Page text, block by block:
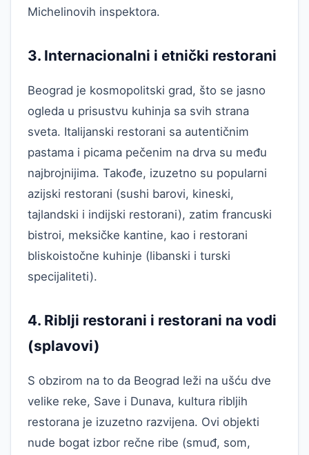
Michelinovih inspektora.
3. Internacionalni i etnički restorani
Beograd je kosmopolitski grad, što se jasno
ogleda u prisustvu kuhinja sa svih strana
sveta. Italijanski restorani sa autentičnim
pastama i picama pečenim na drva su među
najbrojnijima. Takođe, izuzetno su popularni
azijski restorani (sushi barovi, kineski,
tajlandski i indijski restorani), zatim francuski
bistroi, meksičke kantine, kao i restorani
bliskoistočne kuhinje (libanski i turski
specijaliteti).
4. Riblji restorani i restorani na vodi
(splavovi)
S obzirom na to da Beograd leži na ušću dve
velike reke, Save i Dunava, kultura ribljih
restorana je izuzetno razvijena. Ovi objekti
nude bogat izbor rečne ribe (smuđ, som,